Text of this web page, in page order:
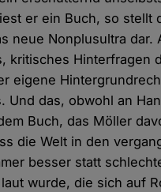
er ein Buch, so stellt
neue Nonplusultra dar.
kritisches Hinterfragen
eigene
Und das, obwohl an
Buch, das Möller
die Welt in den
besser statt
wurde, die sich auf